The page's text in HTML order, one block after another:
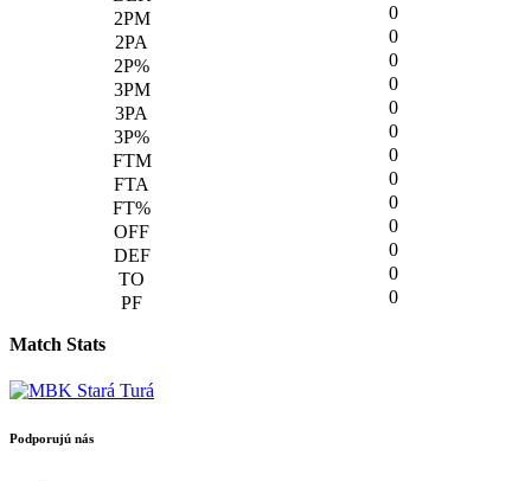
0
0
0
0
0
0
0
0
0
0
0
0
0
Match Stats
Podporujú nás